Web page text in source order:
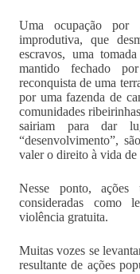
Uma ocupação por
improdutiva, que
escravos, uma
mantido fechado
reconquista de uma
por uma fazenda de
comunidades
sairiam para dar
“desenvolvimento”,
valer o direito à vida de
Nesse ponto,
consideradas como
violência gratuita.
Muitas vozes se
resultante de ações